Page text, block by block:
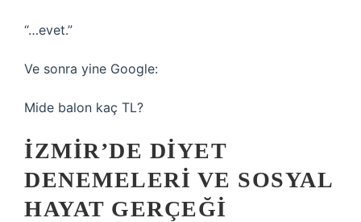
“…evet.”
Ve sonra yine Google:
Mide balon kaç TL?
İZMIR’DE DIYET
DENEMELERI VE SOSYAL
HAYAT GERÇEĞI